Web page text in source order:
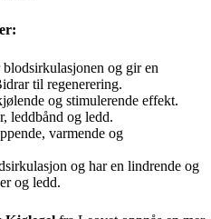
blodsirkulasjonen og gir en
til regenerering.
og stimulerende effekt.
leddbånd og ledd.
varmende og
og har en lindrende og
og ledd.